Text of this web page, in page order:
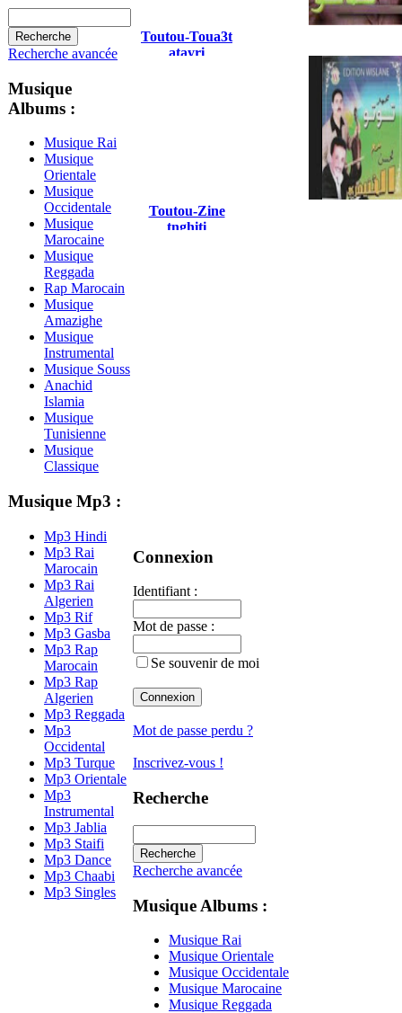
Recherche avancée
Musique
Albums :
Musique Rai
Musique
Orientale
Musique
Occidentale
Musique
Marocaine
Musique
Reggada
Rap Marocain
Musique
Amazighe
Musique
Instrumental
Musique Souss
Anachid
Islamia
Musique
Tunisienne
Musique
Classique
Musique Mp3 :
Mp3 Hindi
Mp3 Rai
Marocain
Mp3 Rai
Algerien
Mp3 Rif
Mp3 Gasba
Mp3 Rap
Marocain
Mp3 Rap
Algerien
Mp3 Reggada
Mp3
Occidental
Mp3 Turque
Mp3 Orientale
Mp3
Instrumental
Mp3 Jablia
Mp3 Staifi
Mp3 Dance
Mp3 Chaabi
Mp3 Singles
Toutou-Toua3t
atayri
Toutou-Zine
tnghiti
Connexion
Identifiant :
Mot de passe :
Se souvenir de moi
Mot de passe perdu ?
Inscrivez-vous !
Recherche
Recherche avancée
Musique Albums :
Musique Rai
Musique Orientale
Musique Occidentale
Musique Marocaine
Musique Reggada